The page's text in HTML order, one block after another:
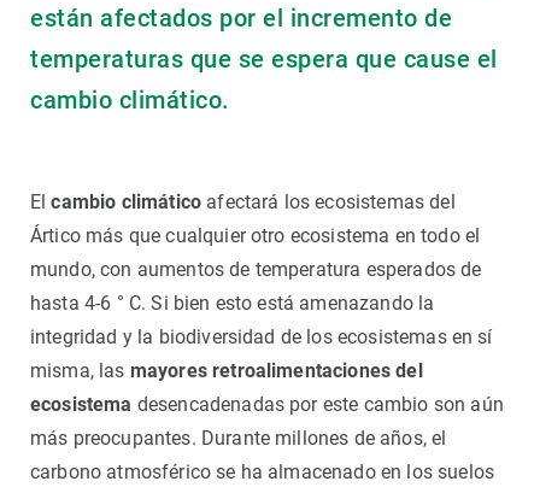
están afectados por el incremento de
temperaturas que se espera que cause el
cambio climático.
Elcambio climático afectará los ecosistemas del
Ártico más que cualquier otro ecosistema en todo el
mundo, con aumentos de temperatura esperados de
hasta 4-6 ° C. Si bien esto está amenazando la
integridad y la biodiversidad de los ecosistemas en sí
misma, las mayores retroalimentaciones del
ecosistema desencadenadas por este cambio son aún
más preocupantes. Durante millones de años, el
carbono atmosférico se ha almacenado en los suelos